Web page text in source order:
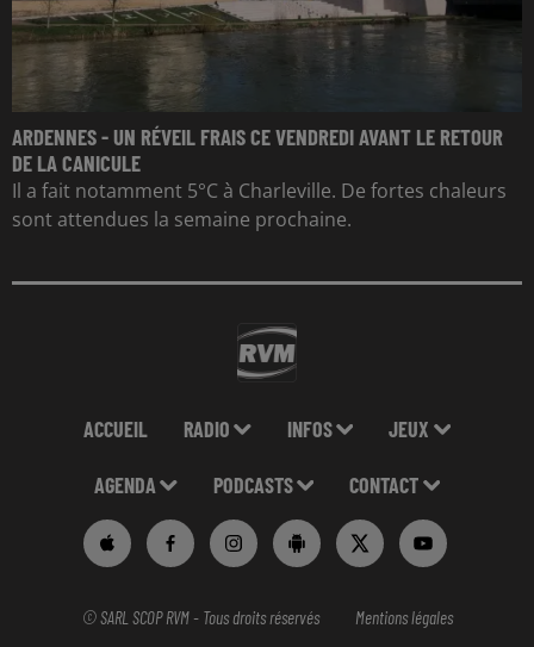
ARDENNES - UN RÉVEIL FRAIS CE VENDREDI AVANT LE RETOUR
DE LA CANICULE
Il a fait notamment 5°C à Charleville. De fortes chaleurs
sont attendues la semaine prochaine.
ACCUEIL RADIO INFOS JEUX
AGENDA PODCASTS CONTACT
© SARL SCOP RVM - Tous droits réservés Mentions légales